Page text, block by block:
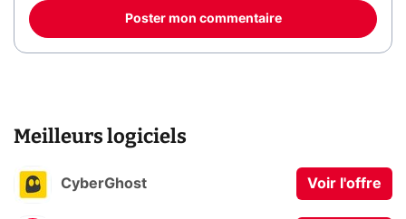
Poster mon commentaire
Meilleurs logiciels
CyberGhost Voir l'offre